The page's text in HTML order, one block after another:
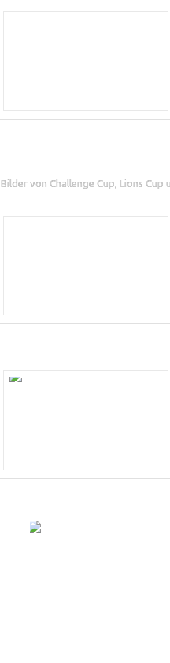
Bilder von Challenge Cup, Lions